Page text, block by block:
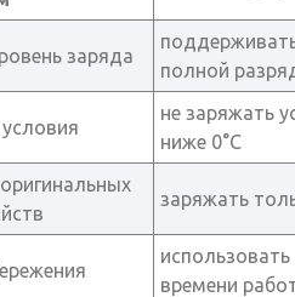
заряда
полной
не заряжать
ниже 0°C
заряжать
времени